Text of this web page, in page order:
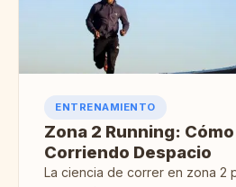
ENTRENAMIENTO
Zona 2 Running:
Corriendo Despacio
La ciencia de correr en zona 2